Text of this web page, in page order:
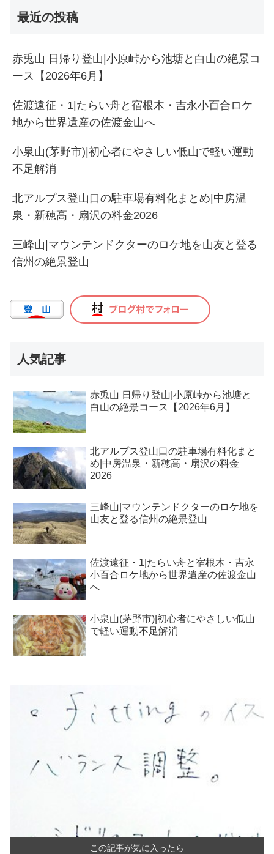
最近の投稿
赤兎山 日帰り登山|小原峠から池塘と白山の絶景コ
ース【2026年6月】
佐渡遠征・1|たらい舟と宿根木・吉永小百合ロケ
地から世界遺産の佐渡金山へ
小泉山(茅野市)|初心者にやさしい低山で軽い運動
不足解消
北アルプス登山口の駐車場有料化まとめ|中房温
泉・新穂高・扇沢の料金2026
三峰山|マウンテンドクターのロケ地を山友と登る
信州の絶景登山
人気記事
赤兎山 日帰り登山|小原峠から池塘と
白山の絶景コース【2026年6月】
北アルプス登山口の駐車場有料化まと
め|中房温泉・新穂高・扇沢の料金
2026
三峰山|マウンテンドクターのロケ地を
山友と登る信州の絶景登山
佐渡遠征・1|たらい舟と宿根木・吉永
小百合ロケ地から世界遺産の佐渡金山
へ
小泉山(茅野市)|初心者にやさしい低山
で軽い運動不足解消
この記事が気に入ったら